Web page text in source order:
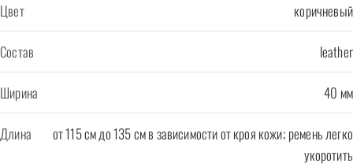
Цвет коричневый
Состав leather
Ширина 40 мм
Длина
от 115 см до 135 см в зависимости от кроя кожи; ремень легко
укоротить